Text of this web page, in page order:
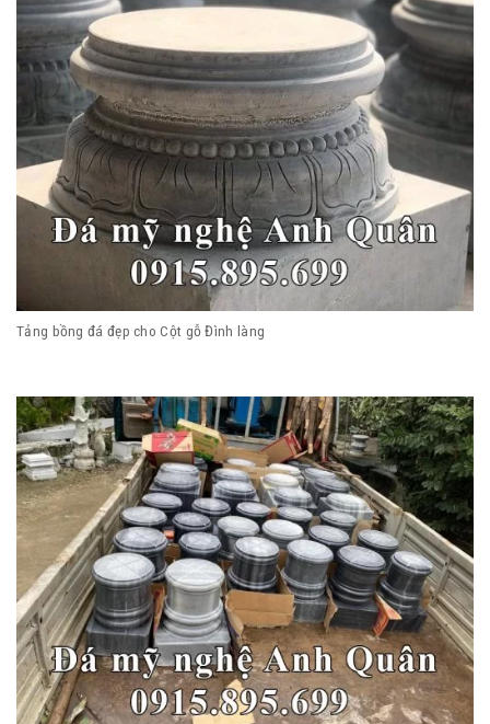
Tảng bồng đá đẹp cho Cột gỗ Đình làng